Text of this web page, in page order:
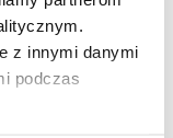
z innymi danymi
podczas